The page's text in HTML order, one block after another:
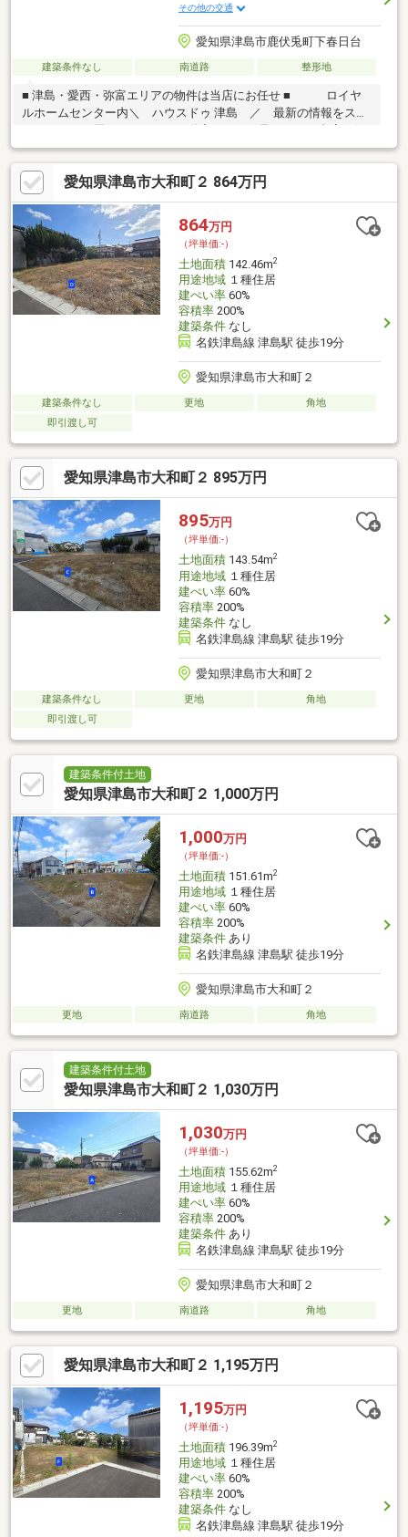
その他の交通
愛知県津島市鹿伏兎町下春日台
建築条件なし 南道路 整形地
■ 津島・愛西・弥富エリアの物件は当店にお任せ ■ ロイヤ
ルホームセンター内＼ ハウスドゥ 津島 ／ 最新の情報をスピ
決！ネットに掲載していない物件は店頭でご紹介いたします。◆
神島田小学校/暁中学校◆解体更地渡し◆南側公道に接道◆整形
地◆閑静な住宅街※写真をクリックすると、詳細をご覧いただけ
ます。勤続年数が短い方・自営業者・他に借り入れがあるなどま
ずはお気軽にご相談ください！豊富な実績をもとに最適な住宅ロ
ーンをご提案！
愛知県津島市大和町２ 864万円
864万円
（坪単価:-）
土地面積142.46m2
用途地域１種住居
建ぺい率60%
容積率200%
建築条件なし
名鉄津島線 津島駅 徒歩19分
愛知県津島市大和町２
建築条件なし 更地
角地
即引渡し可
愛知県津島市大和町２ 895万円
895万円
（坪単価:-）
土地面積143.54m2
用途地域１種住居
建ぺい率60%
容積率200%
建築条件なし
名鉄津島線 津島駅 徒歩19分
愛知県津島市大和町２
建築条件なし 更地
角地
即引渡し可
建築条件付土地
愛知県津島市大和町２ 1,000万円
1,000万円
（坪単価:-）
土地面積151.61m2
用途地域１種住居
建ぺい率60%
容積率200%
建築条件あり
名鉄津島線 津島駅 徒歩19分
愛知県津島市大和町２
更地 南道路 角地
建築条件付土地
愛知県津島市大和町２ 1,030万円
1,030万円
（坪単価:-）
土地面積155.62m2
用途地域１種住居
建ぺい率60%
容積率200%
建築条件あり
名鉄津島線 津島駅 徒歩19分
愛知県津島市大和町２
更地 南道路 角地
愛知県津島市大和町２ 1,195万円
1,195万円
（坪単価:-）
土地面積196.39m2
用途地域１種住居
建ぺい率60%
容積率200%
建築条件なし
名鉄津島線 津島駅 徒歩19分